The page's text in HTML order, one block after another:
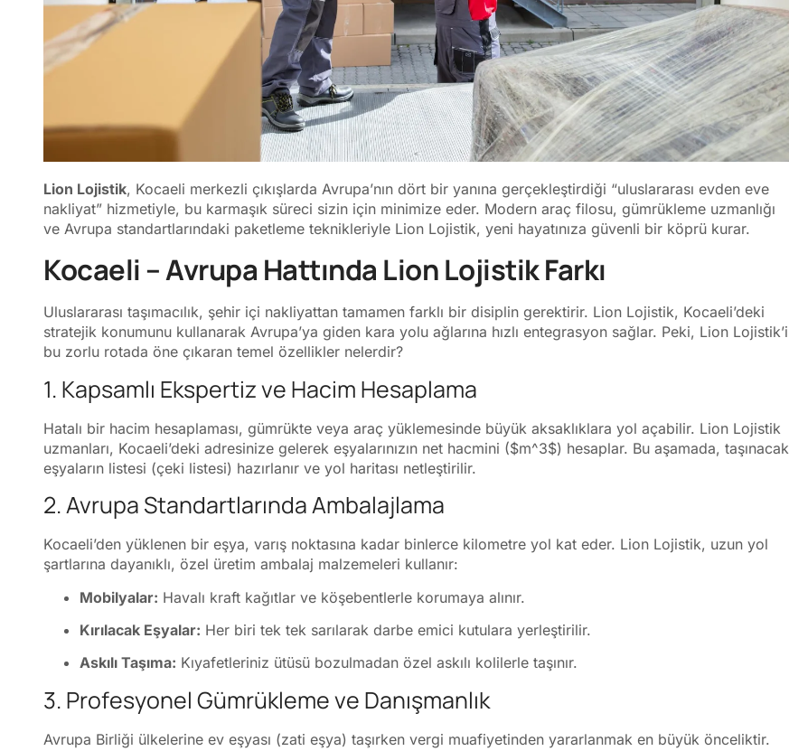
Lion Lojistik, Kocaeli merkezli çıkışlarda Avrupa’nın dört bir yanına gerçekleştirdiği “uluslararası evden eve
nakliyat” hizmetiyle, bu karmaşık süreci sizin için minimize eder. Modern araç filosu, gümrükleme uzmanlığı
ve Avrupa standartlarındaki paketleme teknikleriyle Lion Lojistik, yeni hayatınıza güvenli bir köprü kurar.
Kocaeli – Avrupa Hattında Lion Lojistik Farkı
Uluslararası taşımacılık, şehir içi nakliyattan tamamen farklı bir disiplin gerektirir. Lion Lojistik, Kocaeli’deki
stratejik konumunu kullanarak Avrupa’ya giden kara yolu ağlarına hızlı entegrasyon sağlar. Peki, Lion Lojistik’i
bu zorlu rotada öne çıkaran temel özellikler nelerdir?
1. Kapsamlı Ekspertiz ve Hacim Hesaplama
Hatalı bir hacim hesaplaması, gümrükte veya araç yüklemesinde büyük aksaklıklara yol açabilir. Lion Lojistik
uzmanları, Kocaeli’deki adresinize gelerek eşyalarınızın net hacmini ($m^3$) hesaplar. Bu aşamada, taşınacak
eşyaların listesi (çeki listesi) hazırlanır ve yol haritası netleştirilir.
2. Avrupa Standartlarında Ambalajlama
Kocaeli’den yüklenen bir eşya, varış noktasına kadar binlerce kilometre yol kat eder. Lion Lojistik, uzun yol
şartlarına dayanıklı, özel üretim ambalaj malzemeleri kullanır:
Mobilyalar: Havalı kraft kağıtlar ve köşebentlerle korumaya alınır.
Kırılacak Eşyalar: Her biri tek tek sarılarak darbe emici kutulara yerleştirilir.
Askılı Taşıma: Kıyafetleriniz ütüsü bozulmadan özel askılı kolilerle taşınır.
3. Profesyonel Gümrükleme ve Danışmanlık
Avrupa Birliği ülkelerine ev eşyası (zati eşya) taşırken vergi muafiyetinden yararlanmak en büyük önceliktir.